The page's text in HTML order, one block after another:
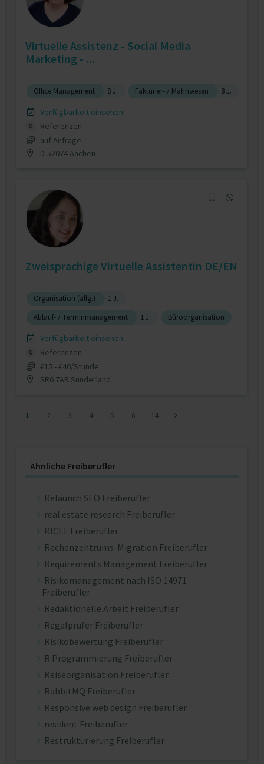
Virtuelle Assistenz - Social Media
Marketing - ...
Office Management 8 J. Fakturier- / Mahnwesen 8 J.
Verfügbarkeit einsehen
0
Referenzen
auf Anfrage
D-52074 Aachen
Zweisprachige Virtuelle Assistentin DE/EN
Organisation (allg.)
1 J.
Ablauf- / Terminmanagement
1 J. Büroorganisation
Verfügbarkeit einsehen
0
Referenzen
€15 - €40/Stunde
SR6 7AR Sunderland
1 2 3 4 5 6 14
Ähnliche Freiberufler
Relaunch SEO Freiberufler
real estate research Freiberufler
RICEF Freiberufler
Rechenzentrums-Migration Freiberufler
Requirements Management Freiberufler
Risikomanagement nach ISO 14971
Freiberufler
Redaktionelle Arbeit Freiberufler
Regalprüfer Freiberufler
Risikobewertung Freiberufler
R Programmierung Freiberufler
Reiseorganisation Freiberufler
RabbitMQ Freiberufler
Responsive web design Freiberufler
resident Freiberufler
Restrukturierung Freiberufler